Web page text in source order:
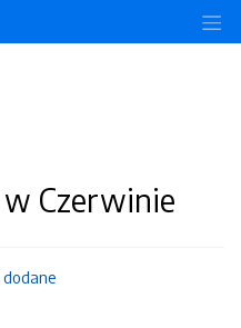
Czerwinie